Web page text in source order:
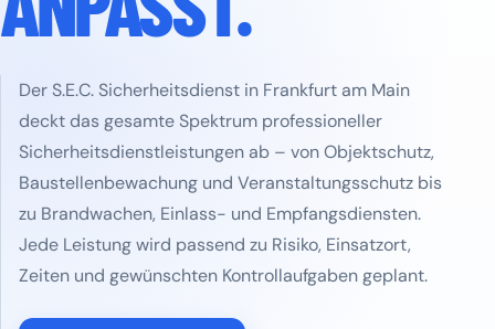
Der S.E.C. Sicherheitsdienst in Frankfurt am Main
deckt das gesamte Spektrum professioneller
Sicherheitsdienstleistungen ab – von Objektschutz,
Baustellenbewachung und Veranstaltungsschutz bis
zu Brandwachen, Einlass- und Empfangsdiensten.
Jede Leistung wird passend zu Risiko, Einsatzort,
Zeiten und gewünschten Kontrollaufgaben geplant.